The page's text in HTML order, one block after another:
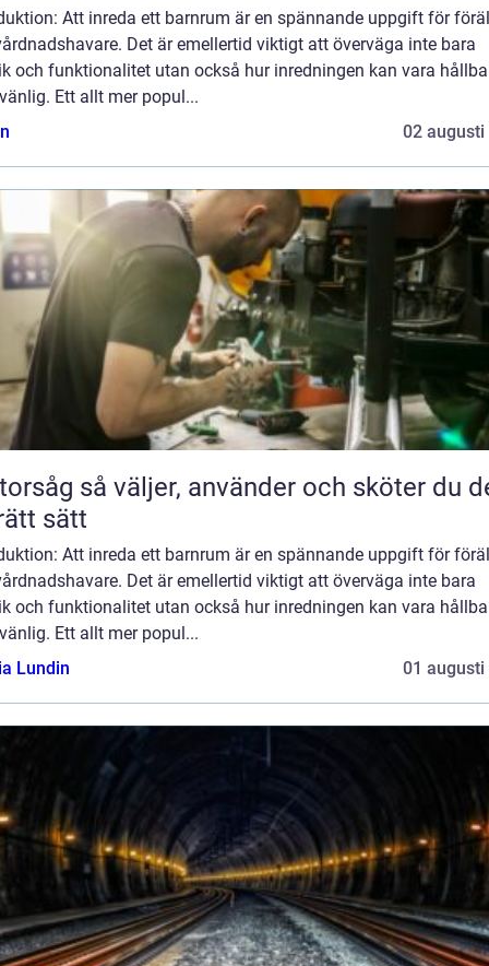
Att inreda ett barnrum är en spännande uppgift för
Det är emellertid viktigt att överväga inte bara
och funktionalitet utan också hur inredningen kan vara
Ett allt mer popul...
02 augusti
använder och sköter du den
sätt
Att inreda ett barnrum är en spännande uppgift för
Det är emellertid viktigt att överväga inte bara
och funktionalitet utan också hur inredningen kan vara
Ett allt mer popul...
Lundin
01 augusti